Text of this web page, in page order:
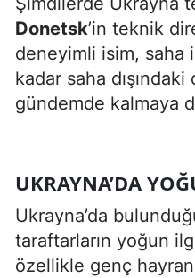
Donetsk’in teknik
deneyimli isim, saha
kadar saha dışındaki
gündemde kalmaya
UKRAYNA’DA
Ukrayna’da
taraftarların yoğun
özellikle genç